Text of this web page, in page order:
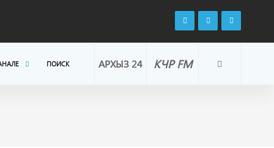
КЧР FM
АРХЫЗ 24
ПОИСК